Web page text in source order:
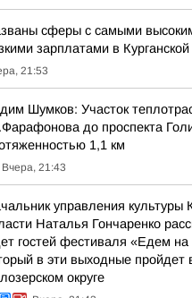
сферы с самыми
зарплатами в
21:53
Шумков: Участок
до проспекта
1,1 км
Вчера, 21:43
управления культуры
Наталья Гончаренко
гостей фестиваля «Едем
в эти выходные пройдет
округе